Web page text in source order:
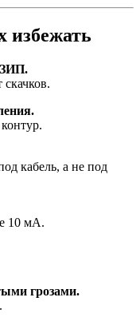
избежать
кабель, а не под
10 мА.
грозами.